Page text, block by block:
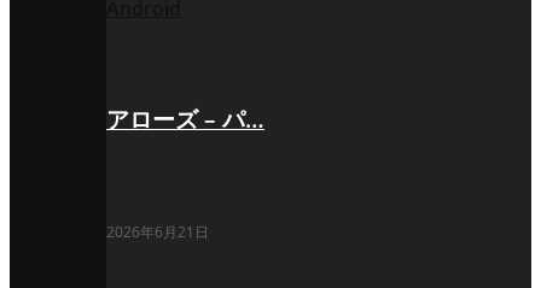
アローズ – パ…
2026年6月21日